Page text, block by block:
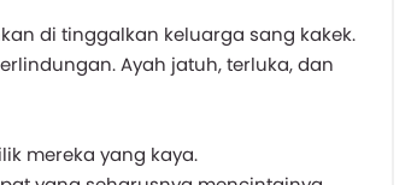
di tinggalkan keluarga sang kakek.
Ayah jatuh, terluka, dan
mereka yang kaya.